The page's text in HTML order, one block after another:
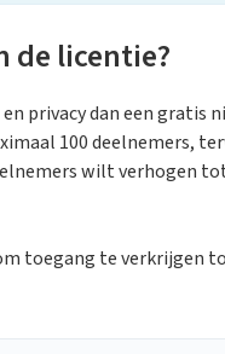
de licentie?
privacy dan een gratis
100 deelnemers,
wilt verhogen
toegang te verkrijgen